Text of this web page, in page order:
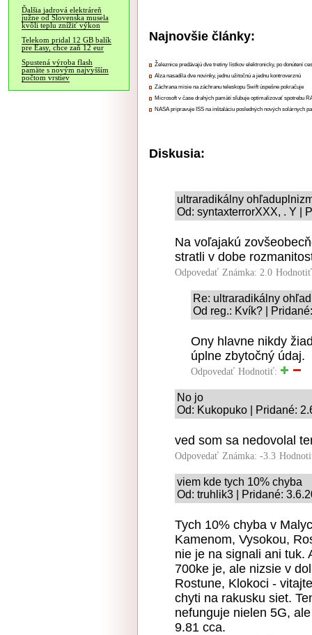
Ďalšia jadrová elektráreň
južne od Slovenska musela
kvôli teplu znížiť výkon
Telekom pridal 12 GB balík
pre Easy, chce zaň 12 eur
Spustená výroba flash
pamäte s novým najvyšším
počtom vrstiev
Najnovšie články:
Železnice predávajú dve tretiny lístkov elektronicky, po donútení
Alza nasadila dve novinky, jednu užitočnú a jednu kontroverznú
Záchrana misie na záchranu teleskopu Swift úspešne pokračuje
Microsoft v čase drahých pamätí sľubuje optimalizovať spotrebu
NASA pripravuje ISS na inštaláciu posledných nových solárnych
Diskusia:
ultraradikálny
Od: syntaxterrorXXX, . Y |
Na voľajakú
stratli v dobe
Odpovedať Známka: 2.0
Re: ultraradikálny
Od reg.: Kvík? |
Ony hlavne nikdy
úplne zbytočný údaj.
Odpovedať Hodnotiť:
No jo
Od: Kukopuko | Pridané:
ved som sa nedovolal
Odpovedať Známka: -3.3
viem kde tych 10% chyba
Od: truhlik3 | Pridané:
Tych 10% chyba v
Kamenom, Vysokou,
nie je na signali ani tuk.
700ke je, ale nizsie v
Rostune, Klokoci -
chyti na rakusku siet.
nefunguje nielen 5G,
9.81 cca.